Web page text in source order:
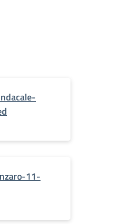
11-